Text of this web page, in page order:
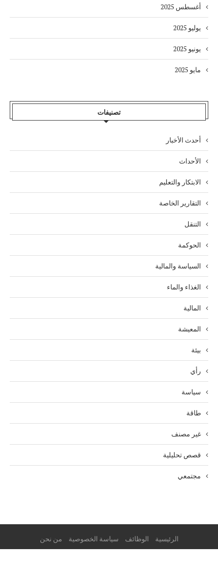
أغسطس 2025
يوليو 2025
يونيو 2025
مايو 2025
تصنيفات
أحدث الأخبار
الأحداث
الابتكار والتعليم
التقارير الخاصة
التنقل
الحوكمة
السياسة والمالية
الغذاء والماء
المالية
المعيشة
بيئة
رأي
سياسة
طاقة
غير مصنف
قصص تحليلية
مجتمعي
الرئيسية الوظائف سياسة الخصوصية من نحن